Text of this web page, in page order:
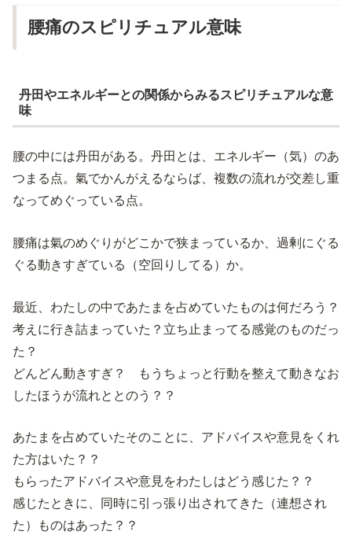
腰痛のスピリチュアル意味
丹田やエネルギーとの関係からみるスピリチュアルな意
味
腰の中には丹田がある。丹田とは、エネルギー（気）のあ
つまる点。氣でかんがえるならば、複数の流れが交差し重
なってめぐっている点。
腰痛は氣のめぐりがどこかで狭まっているか、過剰にぐる
ぐる動きすぎている（空回りしてる）か。
最近、わたしの中であたまを占めていたものは何だろう？
考えに行き詰まっていた？立ち止まってる感覚のものだっ
た？
どんどん動きすぎ？ もうちょっと行動を整えて動きなお
したほうが流れととのう？？
あたまを占めていたそのことに、アドバイスや意見をくれ
た方はいた？？
もらったアドバイスや意見をわたしはどう感じた？？
感じたときに、同時に引っ張り出されてきた（連想され
た）ものはあった？？